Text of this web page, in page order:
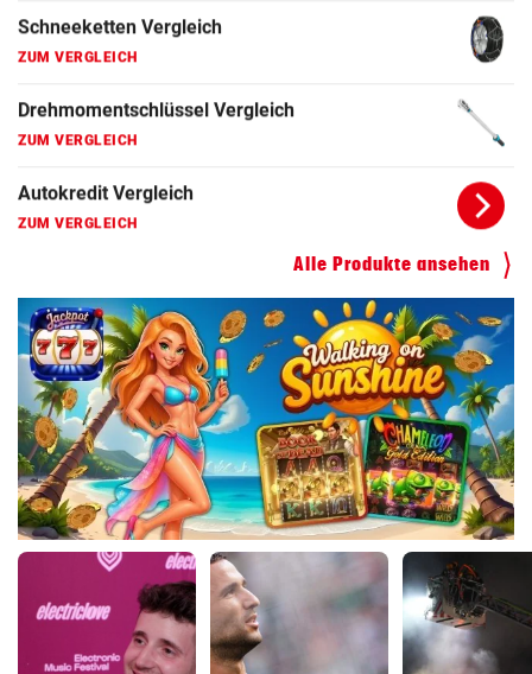
Drehmomentschlüssel Vergleich
Autokredit Vergleich
Kompressor Vergleich
Alle Produkte ansehen